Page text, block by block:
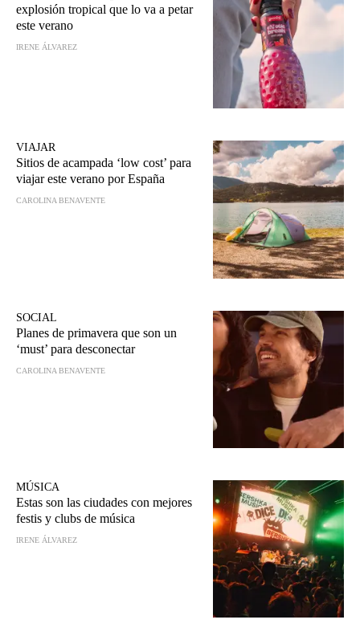
explosión tropical que lo va a petar
este verano
IRENE ÁLVAREZ
VIAJAR
Sitios de acampada ‘low cost’ para
viajar este verano por España
CAROLINA BENAVENTE
SOCIAL
Planes de primavera que son un
‘must’ para desconectar
CAROLINA BENAVENTE
MÚSICA
Estas son las ciudades con mejores
festis y clubs de música
IRENE ÁLVAREZ